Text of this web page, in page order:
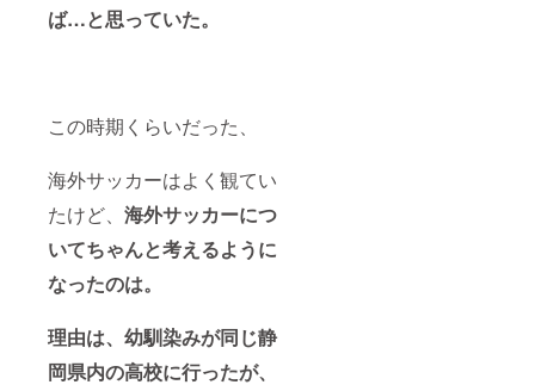
ば…と思っていた。
この時期くらいだった、
海外サッカーはよく観てい
たけど、 海外サッカーにつ
いてちゃんと考えるように
なったのは。
理由は、幼馴染みが同じ静
岡県内の高校に行ったが、